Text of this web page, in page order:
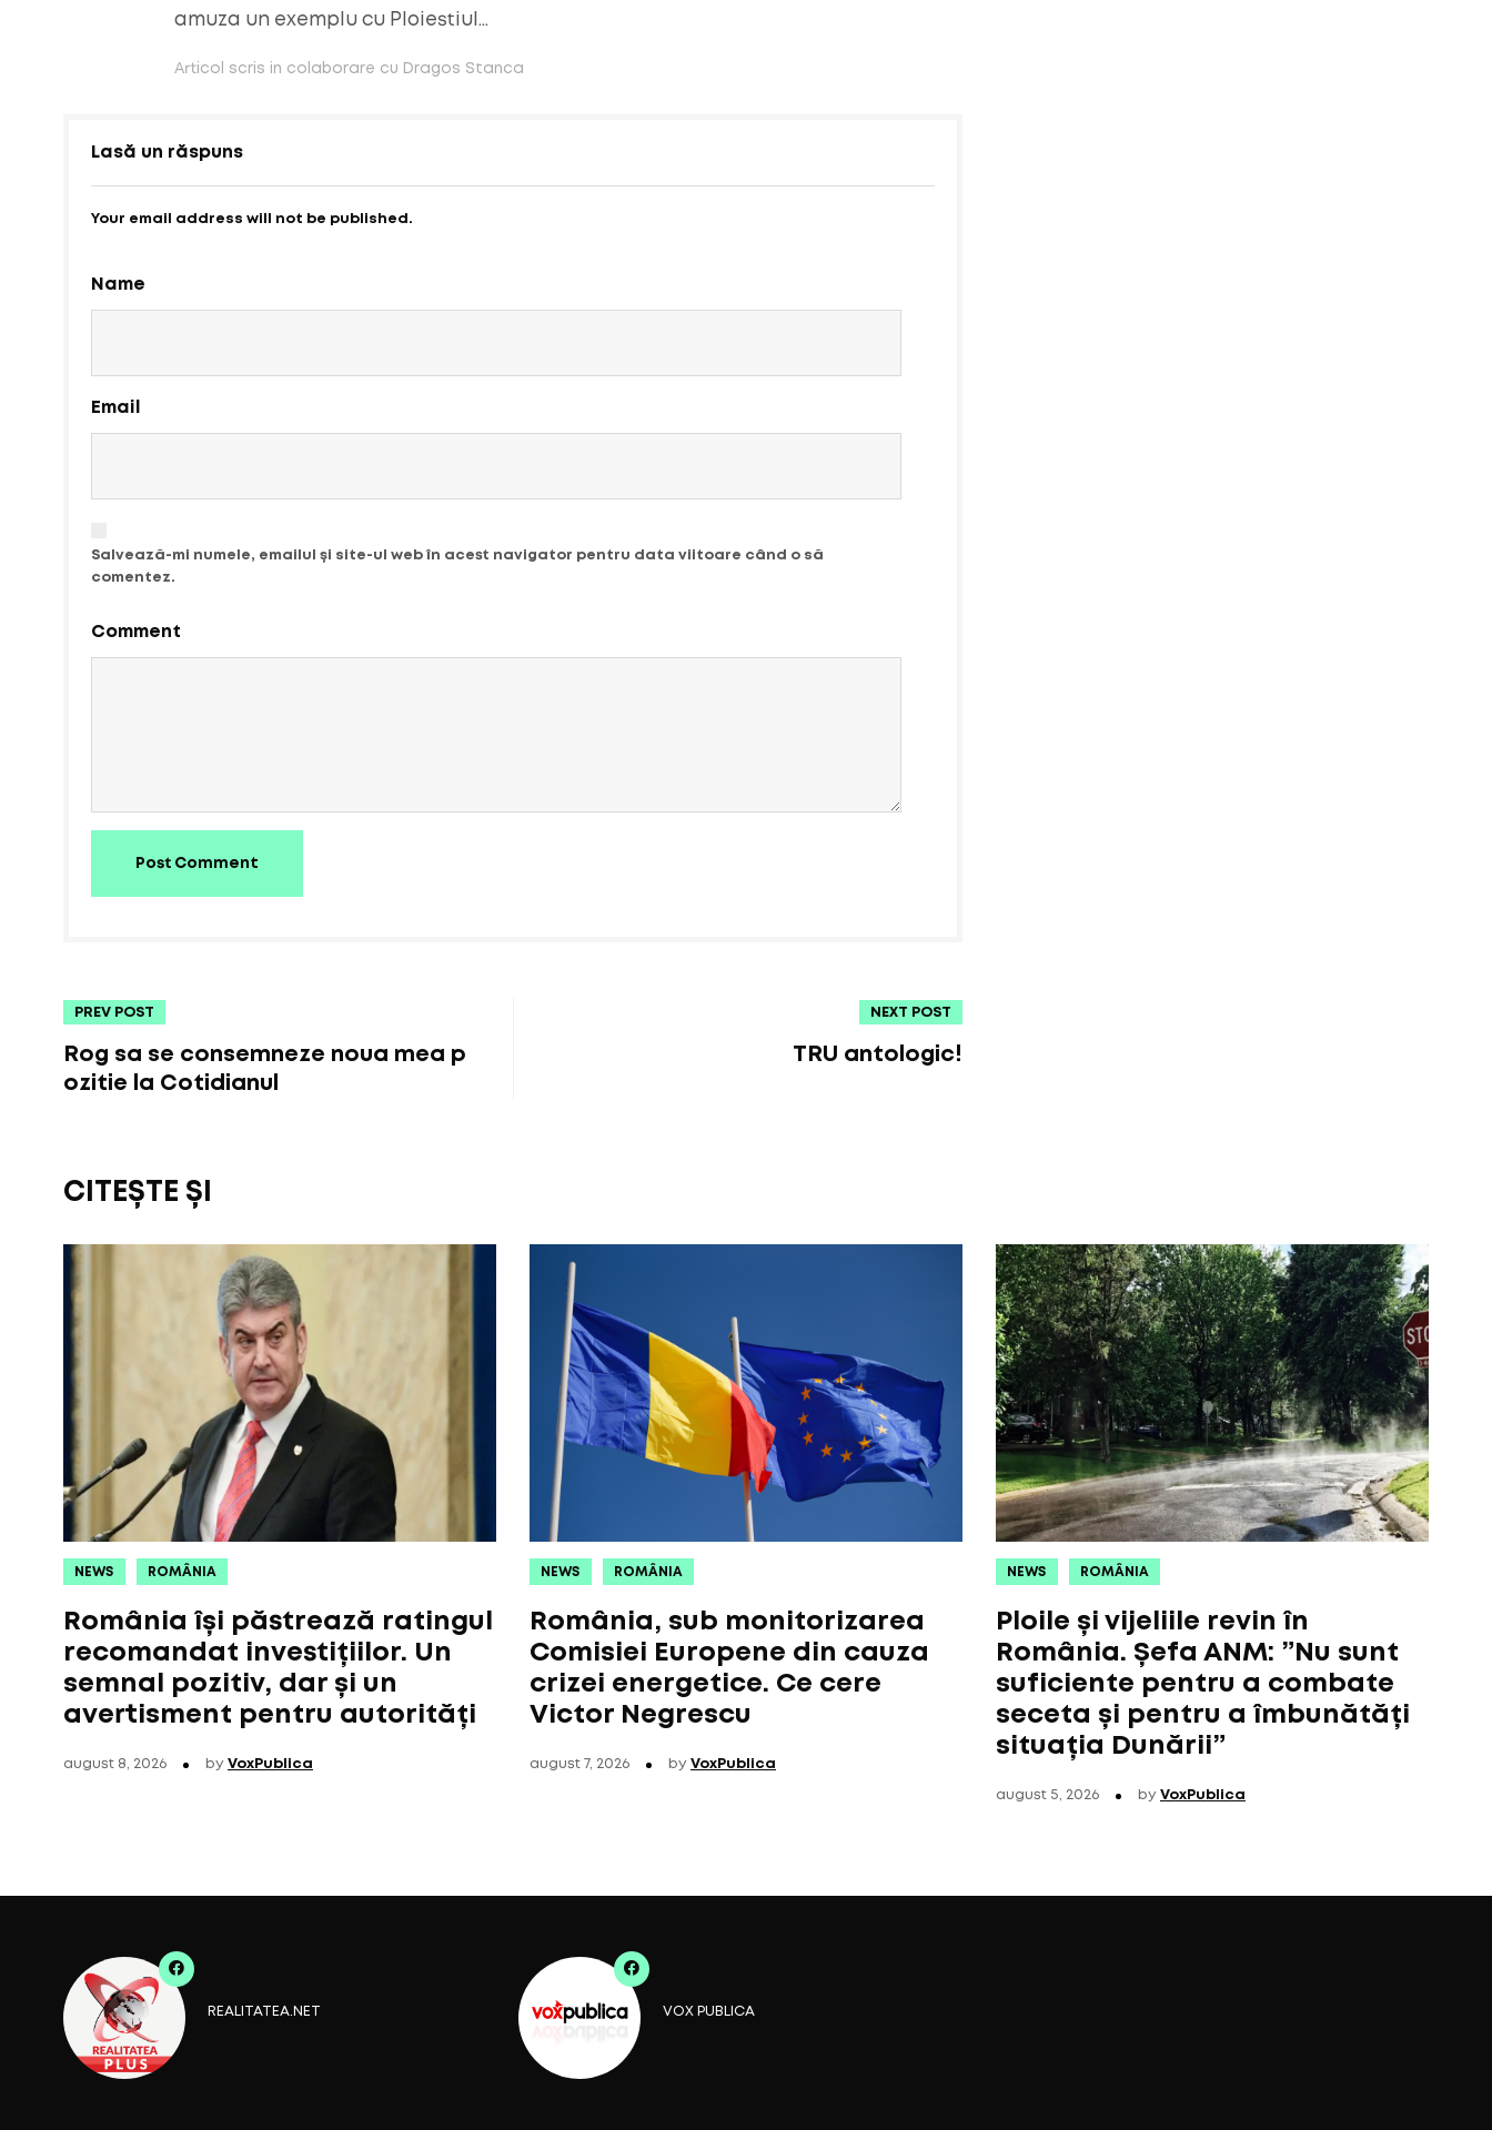
amuza un exemplu cu Ploiestiul…
Articol scris in colaborare cu Dragos Stanca
Lasă un răspuns
Your email address will not be published.
Name
Email
Salvează-mi numele, emailul și site-ul web în acest navigator pentru data viitoare când o să
comentez.
Comment
Post Comment
PREV POST
Rog sa se consemneze noua mea p
ozitie la Cotidianul
NEXT POST
TRU antologic!
CITEȘTE ȘI
NEWS ROMÂNIA
România își păstrează ratingul
recomandat investițiilor. Un
semnal pozitiv, dar și un
avertisment pentru autorități
august 8, 2026 by VoxPublica
NEWS ROMÂNIA
România, sub monitorizarea
Comisiei Europene din cauza
crizei energetice. Ce cere
Victor Negrescu
august 7, 2026 by VoxPublica
NEWS ROMÂNIA
Ploile și vijeliile revin în
România. Șefa ANM: ”Nu sunt
suficiente pentru a combate
seceta și pentru a îmbunătăți
situația Dunării”
august 5, 2026 by VoxPublica
REALITATEA.NET VOX PUBLICA